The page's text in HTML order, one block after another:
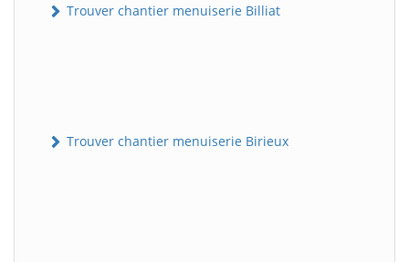
Trouver chantier menuiserie Billiat
Trouver chantier menuiserie Birieux